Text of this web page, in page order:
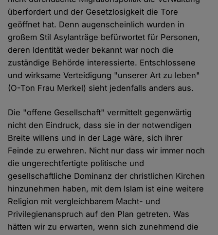
überfordert und der Gesetzlosigkeit die Tore
geöffnet hat. Denn augenscheinlich wurden in
großem Stil Asylanträge befürwortet für Personen,
deren Identität weder bekannt war noch die
zuständige Behörde interessierte. Entschlossene
und wirksame Verteidigung "unserer Art zu leben"
(O-Ton Frau Merkel) sieht jedenfalls anders aus.
Die "offene Gesellschaft" vermittelt gegenwärtig
nicht den Eindruck, dass sie in der notwendigen
Breite willens und in der Lage wäre, sich ihrer
Feinde zu erwehren. Nicht nur dass wir immer noch
die ungerechtfertigte politische und
gesellschaftliche Dominanz der christlichen Kirchen
hinzunehmen haben, mit dem Islam ist eine weitere
Religion mit vergleichbarem Macht- und
Privilegienanspruch auf den Plan getreten. Was
hätten wir zu erwarten, wenn sich zunehmend die